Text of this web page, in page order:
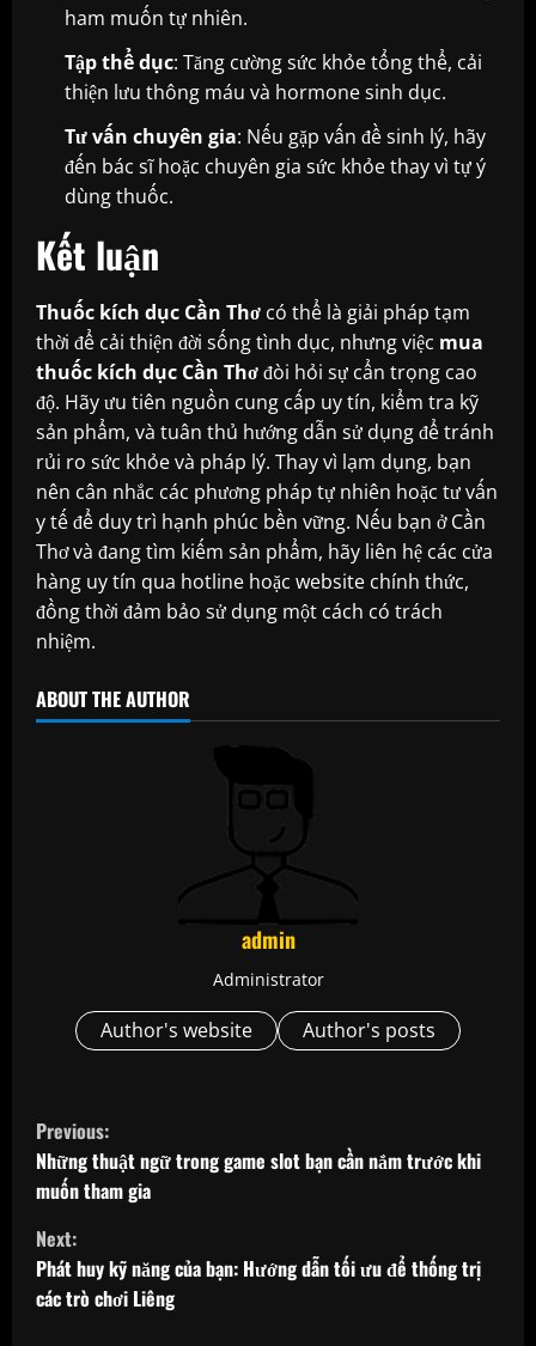
ham muốn tự nhiên.
Tập thể dục: Tăng cường sức khỏe tổng thể, cải
thiện lưu thông máu và hormone sinh dục.
Tư vấn chuyên gia: Nếu gặp vấn đề sinh lý, hãy
đến bác sĩ hoặc chuyên gia sức khỏe thay vì tự ý
dùng thuốc.
Kết luận
Thuốc kích dục Cần Thơ có thể là giải pháp tạm
thời để cải thiện đời sống tình dục, nhưng việc mua
thuốc kích dục Cần Thơđòi hỏi sự cẩn trọng cao
độ. Hãy ưu tiên nguồn cung cấp uy tín, kiểm tra kỹ
sản phẩm, và tuân thủ hướng dẫn sử dụng để tránh
rủi ro sức khỏe và pháp lý. Thay vì lạm dụng, bạn
nên cân nhắc các phương pháp tự nhiên hoặc tư vấn
y tế để duy trì hạnh phúc bền vững. Nếu bạn ở Cần
Thơ và đang tìm kiếm sản phẩm, hãy liên hệ các cửa
hàng uy tín qua hotline hoặc website chính thức,
đồng thời đảm bảo sử dụng một cách có trách
nhiệm.
ABOUT THE AUTHOR
admin
Administrator
Author's website Author's posts
C
o
n
t
i
Previous:
Những thuật ngữ trong game slot bạn cần nắm trước khi
muốn tham gia
Next:
Phát huy kỹ năng của bạn: Hướng dẫn tối ưu để thống trị
các trò chơi Liêng